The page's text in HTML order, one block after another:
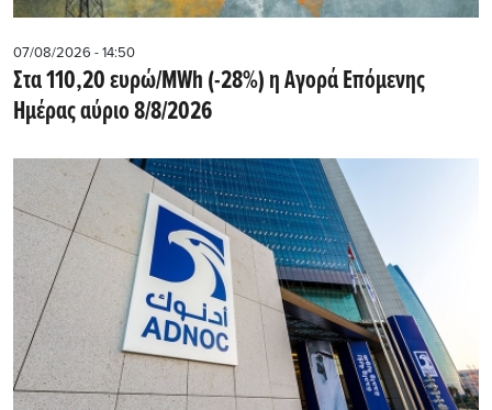
07/08/2026 - 14:50
Στα 110,20 ευρώ/MWh (-28%) η Αγορά Επόμενης
Ημέρας αύριο 8/8/2026